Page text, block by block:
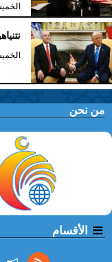
الخميس، 8
الخميس، 8
من نحن
الأقسام